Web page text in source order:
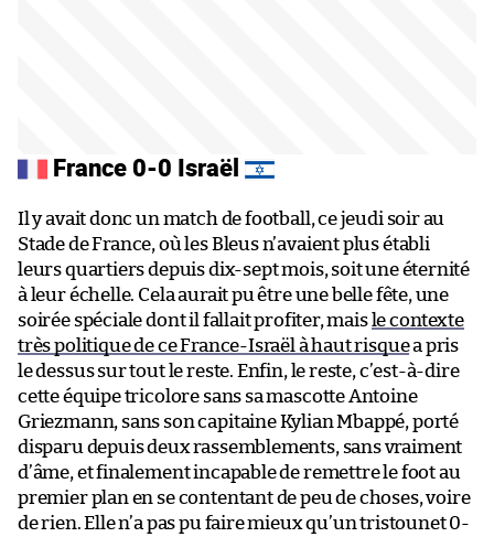
France 0-0 Israël
Il y avait donc un match de football, ce jeudi soir au
Stade de France, où les Bleus n’avaient plus établi
leurs quartiers depuis dix-sept mois, soit une éternité
à leur échelle. Cela aurait pu être une belle fête, une
soirée spéciale dont il fallait profiter, mais le contexte
très politique de ce France-Israël à haut risquea pris
le dessus sur tout le reste. Enfin, le reste, c’est-à-dire
cette équipe tricolore sans sa mascotte Antoine
Griezmann, sans son capitaine Kylian Mbappé, porté
disparu depuis deux rassemblements, sans vraiment
d’âme, et finalement incapable de remettre le foot au
premier plan en se contentant de peu de choses, voire
de rien. Elle n’a pas pu faire mieux qu’un tristounet 0-